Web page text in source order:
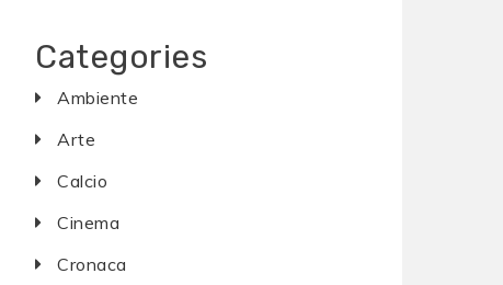
Categories
Ambiente
Arte
Calcio
Cinema
Cronaca